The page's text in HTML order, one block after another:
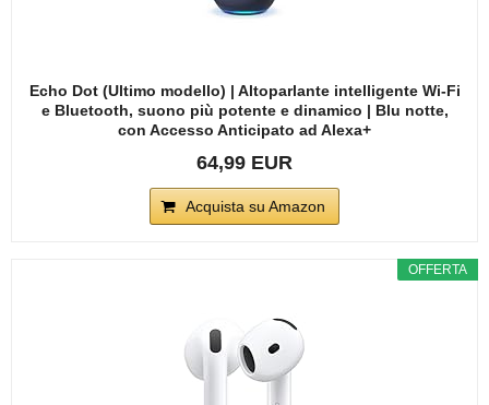
Echo Dot (Ultimo modello) | Altoparlante intelligente Wi-Fi
e Bluetooth, suono più potente e dinamico | Blu notte,
con Accesso Anticipato ad Alexa+
64,99 EUR
Acquista su Amazon
OFFERTA